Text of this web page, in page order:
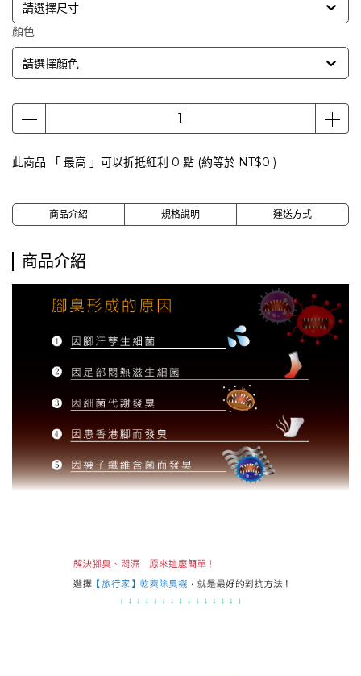
請選擇尺寸
顏色
請選擇顏色
此商品 「 最高 」可以折抵紅利 0 點 (約等於 NT$0 )
商品介紹 規格說明 運送方式
商品介紹